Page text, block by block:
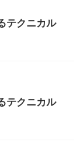
テクニカル
テクニカル